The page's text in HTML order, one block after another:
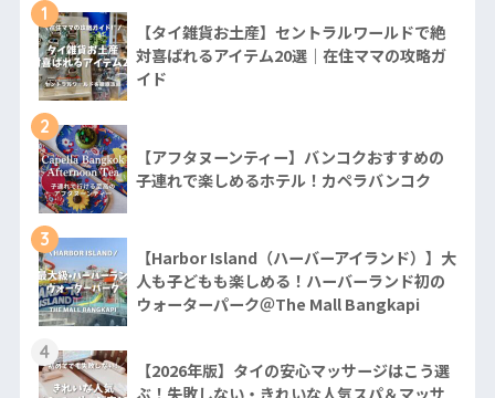
1
【タイ雑貨お土産】セントラルワールドで絶
対喜ばれるアイテム20選｜在住ママの攻略ガ
イド
2
【アフタヌーンティー】バンコクおすすめの
子連れで楽しめるホテル！カペラバンコク
3
【Harbor Island（ハーバーアイランド）】大
人も子どもも楽しめる！ハーバーランド初の
ウォーターパーク＠The Mall Bangkapi
4
【2026年版】タイの安心マッサージはこう選
ぶ！失敗しない・きれいな人気スパ＆マッサ